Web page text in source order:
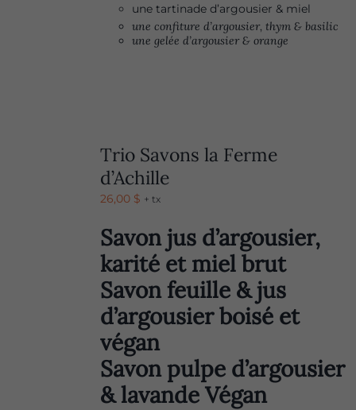
une tartinade d’argousier & miel
une confiture d’argousier, thym & basilic
une gelée d’argousier & orange
Trio Savons la Ferme
d’Achille
26,00 $ + tx
Savon jus d’argousier,
karité et miel brut
Savon feuille & jus
d’argousier boisé et
végan
Savon pulpe d’argousier
& lavande Végan